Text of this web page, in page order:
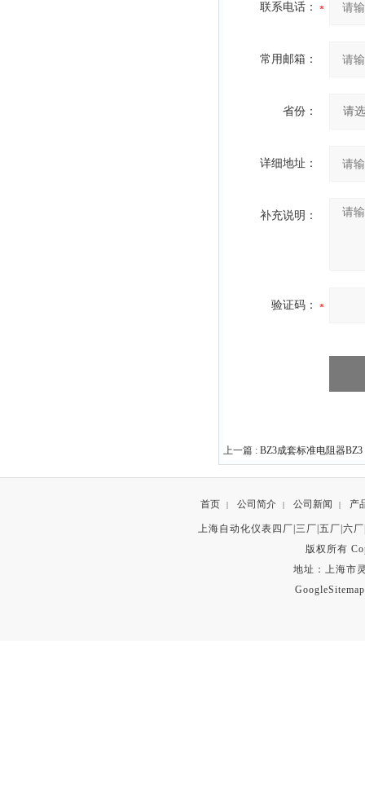
联系电话：
常用邮箱：
省份：
详细地址：
补充说明：
验证码：
上一篇 : BZ3成套标准电阻器
首页 | 公司简介 | 公司新闻 | 产
上海自动化仪表四厂|三厂|五厂|六
版权所有
地址：上海市
GoogleSitemap